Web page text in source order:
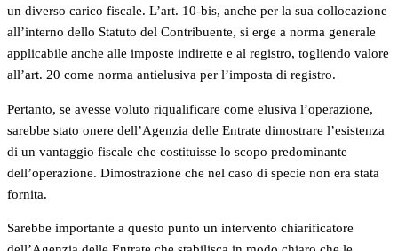
un diverso carico fiscale. L’art. 10-bis, anche per la sua collocazione
all’interno dello Statuto del Contribuente, si erge a norma generale
applicabile anche alle imposte indirette e al registro, togliendo valore
all’art. 20 come norma antielusiva per l’imposta di registro.
Pertanto, se avesse voluto riqualificare come elusiva l’operazione,
sarebbe stato onere dell’Agenzia delle Entrate dimostrare l’esistenza
di un vantaggio fiscale che costituisse lo scopo predominante
dell’operazione. Dimostrazione che nel caso di specie non era stata
fornita.
Sarebbe importante a questo punto un intervento chiarificatore